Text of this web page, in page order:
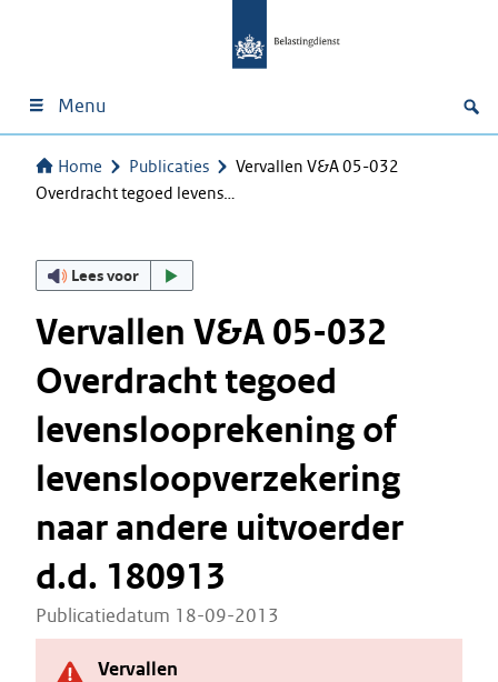
Menu
Home Publicaties
Vervallen V&A 05-032
Overdracht tegoed levens…
Lees voor
Vervallen V&A 05-032
Overdracht tegoed
levenslooprekening of
levensloopverzekering
naar andere uitvoerder
d.d. 180913
Publicatiedatum 18-09-2013
Vervallen